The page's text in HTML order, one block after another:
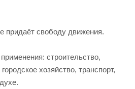
свободу движения.
строительство,
хозяйство, транспорт,